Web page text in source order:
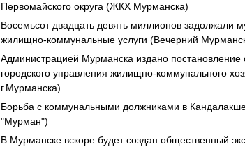
Первомайского округа (ЖКХ Мурманска)
Восемьсот двадцать девять миллионов задолжали
жилищно-коммунальные услуги (Вечерний
Администрацией Мурманска издано
городского управления жилищно-коммунального
г.Мурманска)
Борьба с коммунальными должниками в
"Мурман")
В Мурманске вскоре будет создан общественный